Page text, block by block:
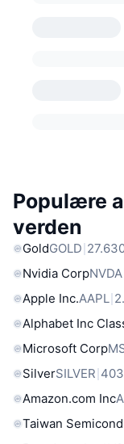
Populære
verden
GoldGOLD
Nvidia CorpNVDA
Apple Inc.AAPL
Alphabet Inc
Microsoft Corp
SilverSILVER
Amazon.com Inc
Taiwan